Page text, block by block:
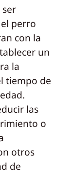
perro
con la
un
la
tiempo de
las
o
otros
de